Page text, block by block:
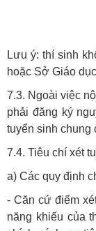
Lưu ý: thí sinh
hoặc Sở Giáo
7.3. Ngoài việc
phải đăng ký
tuyển sinh chung
7.4. Tiêu chí xét
a) Các quy định
- Căn cứ điểm
năng khiếu của